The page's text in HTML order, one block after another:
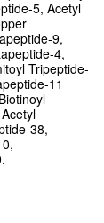
5, Acetyl
9,
4,
Tripeptide-
11
38,